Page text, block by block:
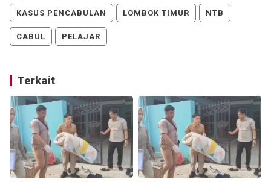
KASUS PENCABULAN LOMBOK TIMUR NTB
CABUL PELAJAR
Terkait